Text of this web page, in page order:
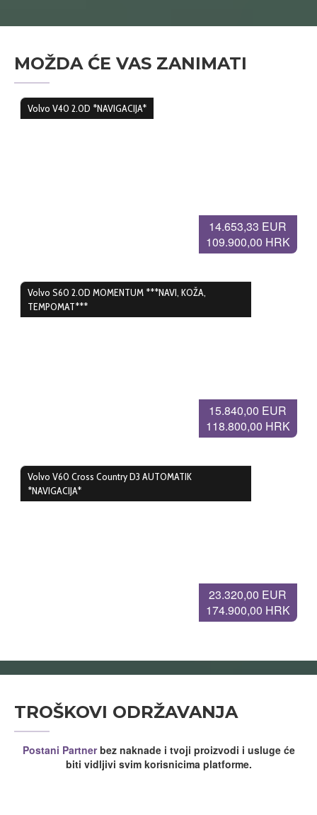
MOŽDA ĆE VAS ZANIMATI
14.653,33 EUR
109.900,00 HRK
Volvo V40 2.0D *NAVIGACIJA*
15.840,00 EUR
118.800,00 HRK
Volvo S60 2.0D MOMENTUM ***NAVI, KOŽA,
TEMPOMAT***
23.320,00 EUR
174.900,00 HRK
Volvo V60 Cross Country D3 AUTOMATIK
*NAVIGACIJA*
TROŠKOVI ODRŽAVANJA
Postani Partnerbez naknade i tvoji proizvodi i usluge će
biti vidljivi svim korisnicima platforme.